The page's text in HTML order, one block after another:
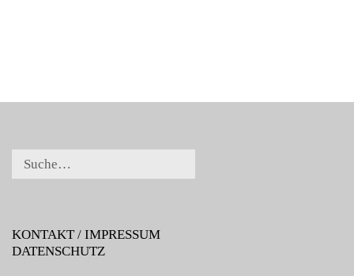
KONTAKT / IMPRESSUM
DATENSCHUTZ